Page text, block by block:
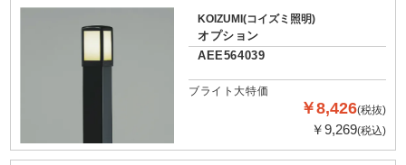
KOIZUMI(コイズミ照明)
オプション
AEE564039
ブライト大特価
￥8,426(税抜)
￥9,269(税込)